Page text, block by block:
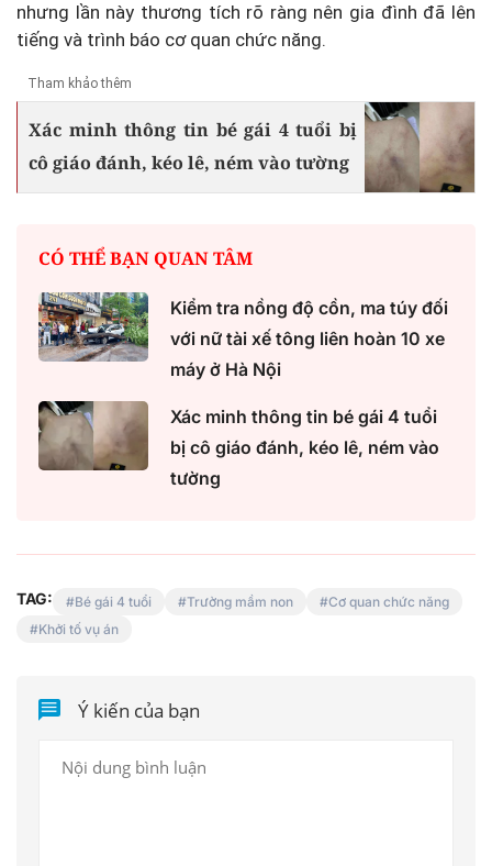
nhưng lần này thương tích rõ ràng nên gia đình đã lên
tiếng và trình báo cơ quan chức năng.
Tham khảo thêm
Xác minh thông tin bé gái 4 tuổi bị
cô giáo đánh, kéo lê, ném vào tường
CÓ THỂ BẠN QUAN TÂM
Kiểm tra nồng độ cồn, ma túy đối
với nữ tài xế tông liên hoàn 10 xe
máy ở Hà Nội
Xác minh thông tin bé gái 4 tuổi
bị cô giáo đánh, kéo lê, ném vào
tường
TAG: Bé gái 4 tuổi Trường mầm non
Cơ quan chức năng
Khởi tố vụ án
Ý kiến của bạn